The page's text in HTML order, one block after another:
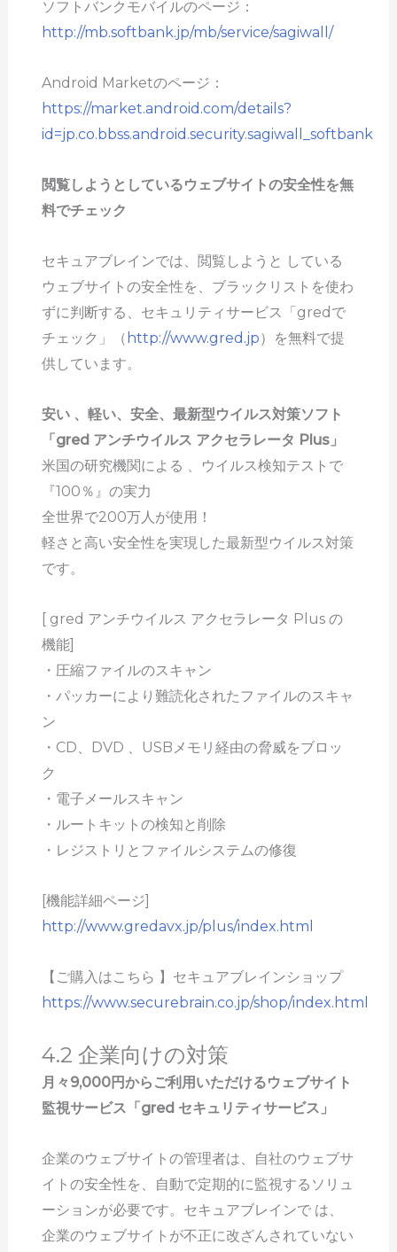
ソフトバンクモバイルのページ：
http://mb.softbank.jp/mb/service/sagiwall/
Android Marketのページ：
https://market.android.com/details?
id=jp.co.bbss.android.security.sagiwall_softbank
閲覧しようとしているウェブサイトの安全性を無
料でチェック
セキュアブレインでは、閲覧しようと している
ウェブサイトの安全性を、ブラックリストを使わ
ずに判断する、セキュリティサービス「gredで
チェック」（ http://www.gred.jp）を無料で提
供しています。
安い 、軽い、安全、最新型ウイルス対策ソフト
「gred アンチウイルス アクセラレータ Plus」
米国の研究機関による 、ウイルス検知テストで
『100％』の実力
全世界で200万人が使用！
軽さと高い安全性を実現した最新型ウイルス対策
です。
[ gred アンチウイルス アクセラレータ Plus の
機能]
・圧縮ファイルのスキャン
・パッカーにより難読化されたファイルのスキャ
ン
・CD、DVD 、USBメモリ経由の脅威をブロッ
ク
・電子メールスキャン
・ルートキットの検知と削除
・レジストリとファイルシステムの修復
[機能詳細ページ]
http://www.gredavx.jp/plus/index.html
【ご購入はこちら 】セキュアブレインショップ
https://www.securebrain.co.jp/shop/index.html
4.2 企業向けの対策
月々9,000円からご利用いただけるウェブサイト
監視サービス「gred セキュリティサービス」
企業のウェブサイトの管理者は、自社のウェブサ
イトの安全性を、自動で定期的に監視するソリュ
ーションが必要です。セキュアブレインで は、
企業のウェブサイトが不正に改ざんされていない